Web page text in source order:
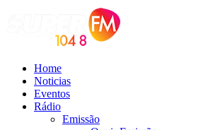
Home
Noticias
Eventos
Rádio
Emissão